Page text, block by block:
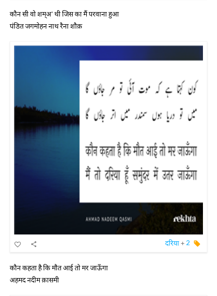
कौन सी वो शम्अ' थी जिस का मैं परवाना हुआ
पंडित जगमोहन नाथ रैना शौक़
दरिया+ 2
कौन कहता है कि मौत आई तो मर जाऊँगा
अहमद नदीम क़ासमी